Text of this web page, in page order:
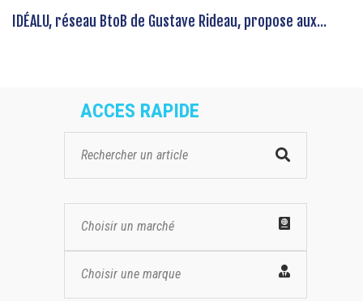
IDÉALU, réseau BtoB de Gustave Rideau, propose aux...
ACCES RAPIDE
Choisir un marché
Choisir une marque